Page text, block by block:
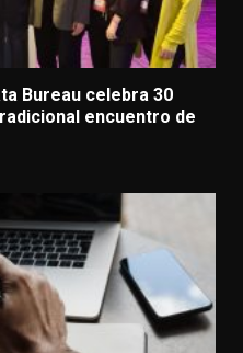
Bureau celebra 30
encuentro de